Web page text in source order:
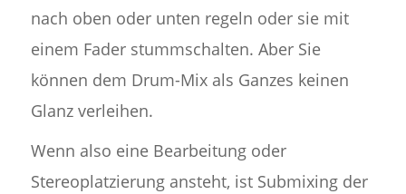
nach oben oder unten regeln oder sie mit
einem Fader stummschalten. Aber Sie
können dem Drum-Mix als Ganzes keinen
Glanz verleihen.
Wenn also eine Bearbeitung oder
Stereoplatzierung ansteht, ist Submixing der